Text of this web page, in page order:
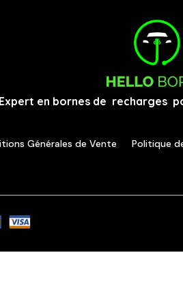
Expert en bornes de recharges
Générales de Vente Politique